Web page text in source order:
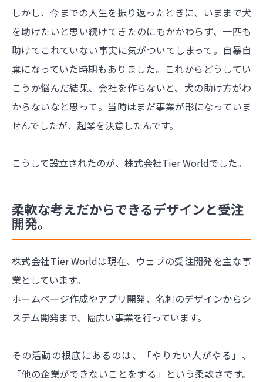
しかし、今までの人生を振り返ったときに、いままで犬
を助けたいと思い続けてきたのにもかかわらず、一匹も
助けてこれていない事実に気がついてしまって。自暴自
棄になっていた時期もありました。これからどうしてい
こうか悩んだ結果、会社を作らないと、犬の助け方がわ
からないなと思って。当時はまだ事業が形になっていま
せんでしたが、起業を決意したんです。
こうして設立されたのが、株式会社Tier Worldでした。
柔軟な考えだからできるデザインと受注
開発。
株式会社Tier Worldは現在、ウェブの受注開発を主な事
業としています。
ホームページ作成やアプリ開発、名刺のデザインからシ
ステム開発まで、幅広い事業を行っています。
その活動の根底にあるのは、「やりたい人がやる」、
「他の企業ができないことをする」という柔軟さです。